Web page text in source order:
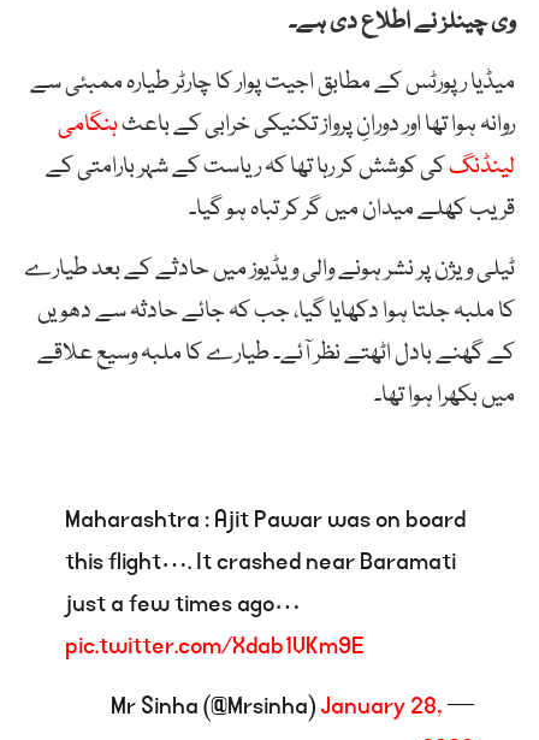
وی چینلز نے اطلاع دی ہے۔
میڈیا رپورٹس کے مطابق اجیت پوار کا چارٹر طیارہ ممبئی سے
روانہ ہوا تھا اور دورانِ پرواز تکنیکی خرابی کے باعثہنگامی
لینڈنگکی کوشش کر رہا تھا کہ ریاست کے شہر بارامتی کے
قریب کھلے میدان میں گر کر تباہ ہو گیا۔
ٹیلی ویژن پر نشر ہونے والی ویڈیوز میں حادثے کے بعد طیارے
کا ملبہ جلتا ہوا دکھایا گیا، جب کہ جائے حادثہ سے دھویں
کے گھنے بادل اٹھتے نظر آئے۔ طیارے کا ملبہ وسیع علاقے
میں بکھرا ہوا تھا۔
Maharashtra : Ajit Pawar was on board
this flight…. It crashed near Baramati
just a few times ago…
pic.twitter.com/Xdab1VKm9E
— Mr Sinha (@Mrsinha)
January 28,